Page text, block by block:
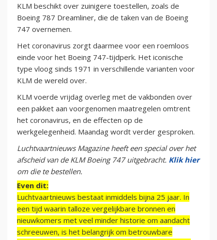
KLM beschikt over zuinigere toestellen, zoals de
Boeing 787 Dreamliner, die de taken van de Boeing
747 overnemen.
Het coronavirus zorgt daarmee voor een roemloos
einde voor het Boeing 747-tijdperk. Het iconische
type vloog sinds 1971 in verschillende varianten voor
KLM de wereld over.
KLM voerde vrijdag overleg met de vakbonden over
een pakket aan voorgenomen maatregelen omtrent
het coronavirus, en de effecten op de
werkgelegenheid. Maandag wordt verder gesproken.
Luchtvaartnieuws Magazine heeft een special over het
afscheid van de KLM Boeing 747 uitgebracht. Klik hier
om die te bestellen.
Even dit:
Luchtvaartnieuws bestaat inmiddels bijna 25 jaar. In
een tijd waarin talloze vergelijkbare bronnen en
nieuwkomers met veel minder historie om aandacht
schreeuwen, is het belangrijk om betrouwbare